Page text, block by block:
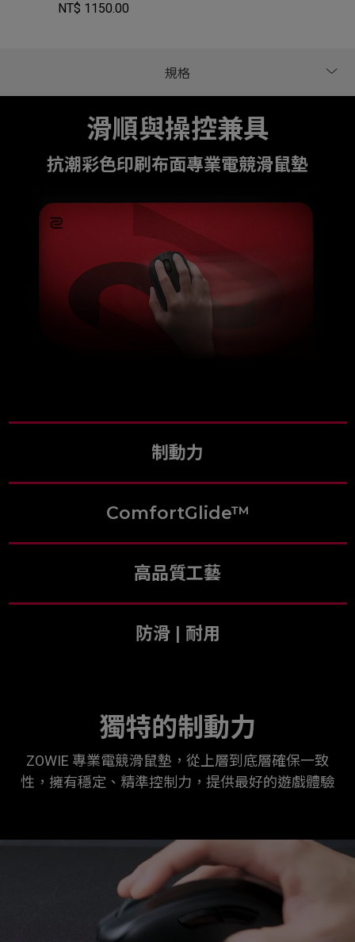
NT$ 1150.00
滑順與操控兼具
抗潮彩色印刷布面專業電競滑鼠墊
制動力
ComfortGlide™
高品質工藝
防滑 | 耐用
獨特的制動力
ZOWIE 專業電競滑鼠墊，從上層到底層確保一致
性，擁有穩定、精準控制力，提供最好的遊戲體驗